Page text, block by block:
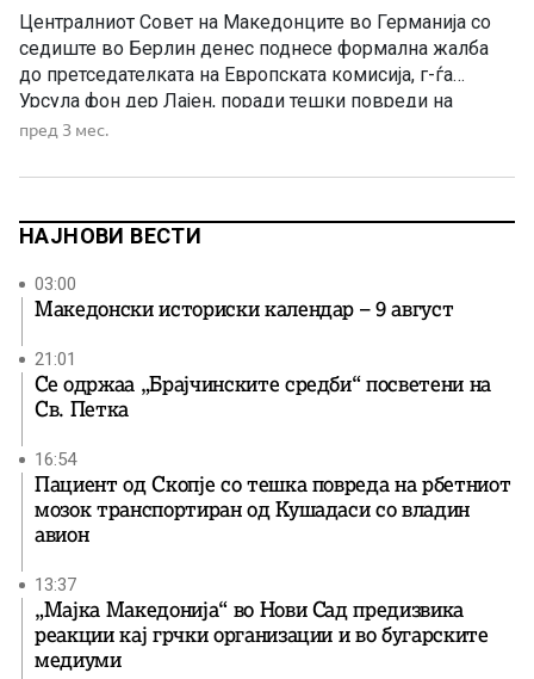
Централниот Совет на Македонците во Германија со
седиште во Берлин денес поднесе формална жалба
до претседателката на Европската комисија, г-ѓа
Урсула фон дер Лајен, поради тешки повреди на
основните договори на Европската унија во рамките на
Македонија. Централниот Совет на Македонците во
германското право со […]
пред 3 мес.
НАЈНОВИ ВЕСТИ
03:00
Македонски историски календар – 9 август
21:01
Се одржаа „Брајчинските средби“ посветени на
Св. Петка
16:54
Пациент од Скопје со тешка повреда на рбетниот
мозок транспортиран од Кушадаси со владин
авион
13:37
„Мајка Македонија“ во Нови Сад предизвика
реакции кај грчки организации и во бугарските
медиуми